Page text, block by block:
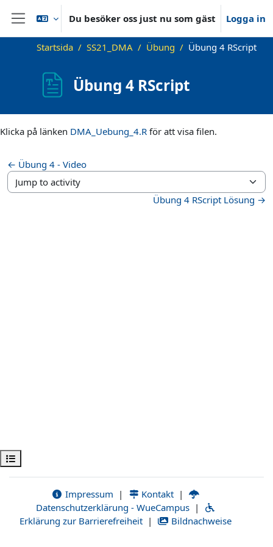
Gå direkt till huvudinnehåll
Sidopanel
Du besöker oss just nu som gäst Logga in
Öppna kursmenyn
Startsida SS21_DMA Übung Übung 4 RScript
Übung 4 RScript
Klicka på länken DMA_Uebung_4.R för att visa filen.
← Übung 4 - Video
Jump to activity
Übung 4 RScript Lösung →
Impressum | Kontakt |
Datenschutzerklärung - WueCampus |
Erklärung zur Barrierefreiheit | Bildnachweise